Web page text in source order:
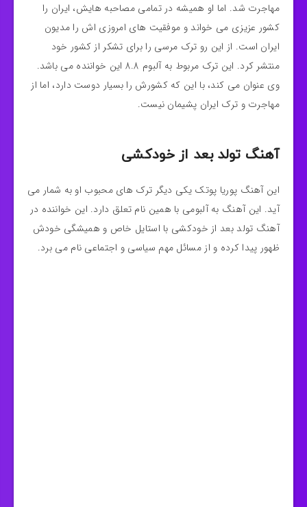
مهاجرت شد. اما او همیشه در تمامی مصاحبه هایش، ایران را
کشور عزیزی می خواند و موفقیت های امروزی اش را مدیون
ایران است. از این رو ترک مرسی را برای تشکر از کشور خود
منتشر کرد. این ترک مربوط به آلبوم 8.8 این خواننده می باشد.
وی عنوان می کند، با این که کشورش را بسیار دوست دارد، اما از
مهاجرت و ترک ایران پشیمان نیست.
آهنگ تولد بعد از خودکشی
این آهنگ پوریا پوتک یکی دیگر ترک های محبوب او به شمار می
آید. این آهنگ به آلبومی با همین نام تعلق دارد. این خواننده در
آهنگ تولد بعد از خودکشی با استایل خاص و همیشگی خودش
ظهور پیدا کرده و از مسائل مهم سیاسی و اجتماعی نام می برد.